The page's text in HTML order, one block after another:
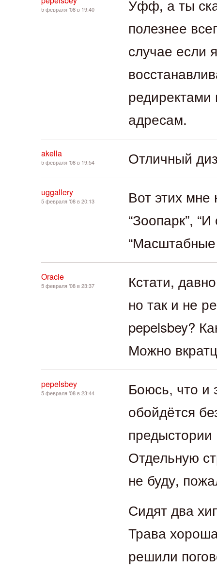
Уфф, а ты
полезнее
случае если
адресам.
5 февраля ’08 в 19:40
Отличный
akella
5 февраля ’08 в 19:54
Вот этих мне
“Зоопарк”,
“Масштабные
uggallery
5 февраля ’08 в 20:13
Кстати,
но так и не
pepelsbey?
Можно
Oracle
5 февраля ’08 в 23:37
Боюсь, что и
обойдётся
предыстории
Отдельную
не буду,
Сидят два
Трава
решили
pepelsbey
5 февраля ’08 в 23:44